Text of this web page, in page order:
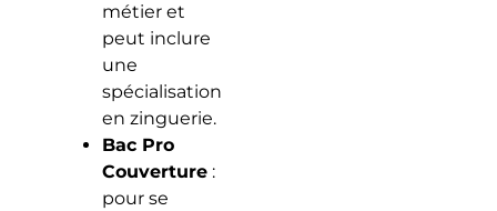
métier et
peut inclure
une
spécialisation
en zinguerie.
Bac Pro
Couverture:
pour se